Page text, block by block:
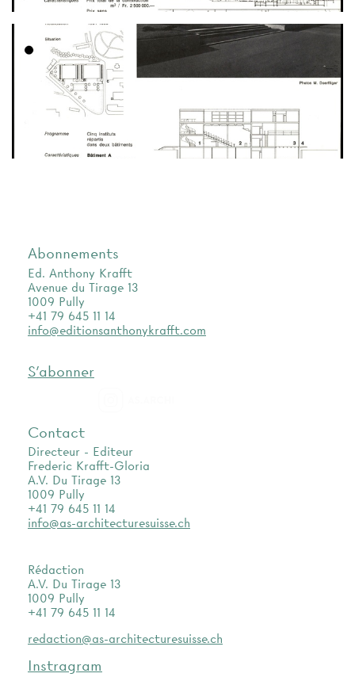
Abonnements
Ed. Anthony Krafft
Avenue du Tirage 13
1009 Pully
+41 79 645 11 14
info@editionsanthonykrafft.com
S'abonner
Contact
Directeur - Editeur
Frederic Krafft-Gloria
A.V. Du Tirage 13
1009 Pully
+41 79 645 11 14
info@as-architecturesuisse.ch
Rédaction
A.V. Du Tirage 13
1009 Pully
+41 79 645 11 14
redaction@as-architecturesuisse.ch
Instragram